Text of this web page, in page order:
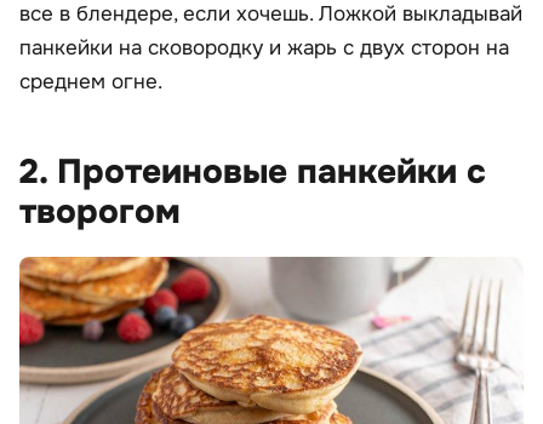
все в блендере, если хочешь. Ложкой выкладывай
панкейки на сковородку и жарь с двух сторон на
среднем огне.
2. Протеиновые панкейки с
творогом